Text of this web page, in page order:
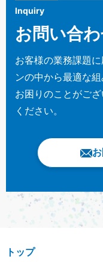
Inquiry
お問い合
お客様の業務課題
ンの中から最適な
お困りのことがご
ください。
トップ